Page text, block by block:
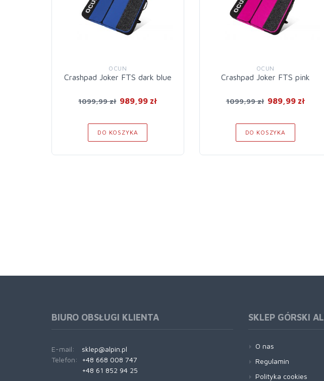
OCUN
Crashpad Joker FTS dark blue
1099,99 zł 989,99 zł
DO KOSZYKA
OCUN
Crashpad Joker FTS pink
1099,99 zł 989,99 zł
DO KOSZYKA
BIURO OBSŁUGI KLIENTA
E-mail:
sklep@alpin.pl
Telefon:
+48 668 008 747
+48 61 852 94 25
SKLEP GÓRSKI
O nas
Regulamin
Polityka cookies